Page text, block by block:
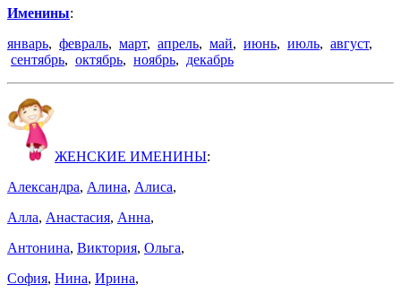
Именины:
январь, февраль, март, апрель, май, июнь, июль, август,
сентябрь, октябрь, ноябрь, декабрь
ЖЕНСКИЕ ИМЕНИНЫ:
Александра, Алина, Алиса,
Алла, Анастасия, Анна,
Антонина, Виктория, Ольга,
София, Нина, Ирина,